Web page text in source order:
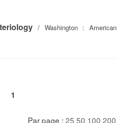
/ Washington : American
1
Par page : 25 50 100 200